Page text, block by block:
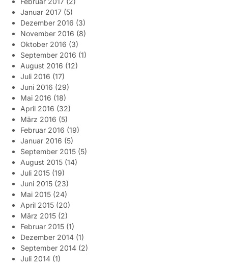
Januar 2017 (5)
Dezember 2016 (3)
November 2016 (8)
Oktober 2016 (3)
September 2016 (1)
August 2016 (12)
Juli 2016 (17)
Juni 2016 (29)
Mai 2016 (18)
April 2016 (32)
März 2016 (5)
Februar 2016 (19)
Januar 2016 (5)
September 2015 (5)
August 2015 (14)
Juli 2015 (19)
Juni 2015 (23)
Mai 2015 (24)
April 2015 (20)
März 2015 (2)
Februar 2015 (1)
Dezember 2014 (1)
September 2014 (2)
Juli 2014 (1)